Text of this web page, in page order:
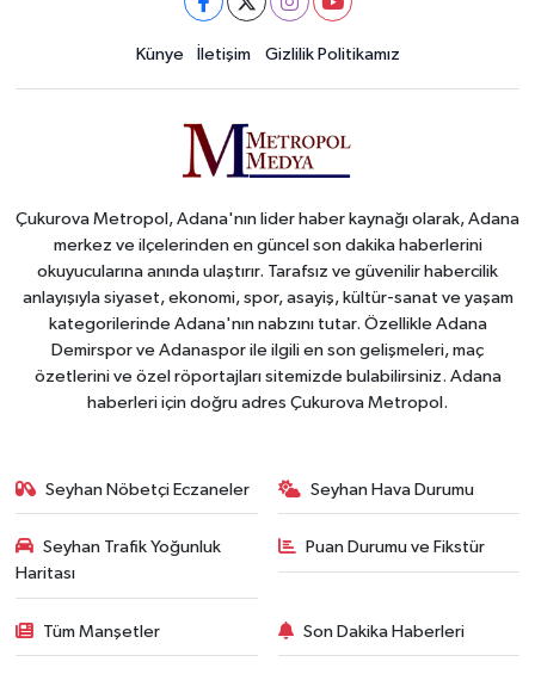
Künye İletişim Gizlilik Politikamız
Çukurova Metropol, Adana'nın lider haber kaynağı olarak, Adana
merkez ve ilçelerinden en güncel son dakika haberlerini
okuyucularına anında ulaştırır. Tarafsız ve güvenilir habercilik
anlayışıyla siyaset, ekonomi, spor, asayiş, kültür-sanat ve yaşam
kategorilerinde Adana'nın nabzını tutar. Özellikle Adana
Demirspor ve Adanaspor ile ilgili en son gelişmeleri, maç
özetlerini ve özel röportajları sitemizde bulabilirsiniz. Adana
haberleri için doğru adres Çukurova Metropol.
Seyhan Nöbetçi Eczaneler Seyhan Hava Durumu
Seyhan Trafik Yoğunluk
Haritası
Puan Durumu ve Fikstür
Tüm Manşetler Son Dakika Haberleri